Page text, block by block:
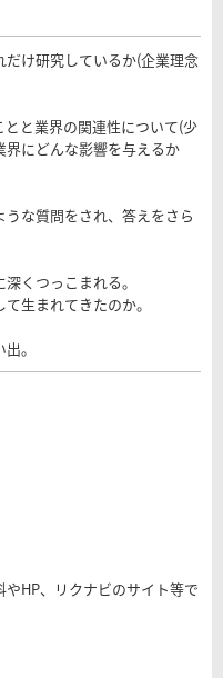
け研究しているか(企業理念
と業界の関連性について(少
にどんな影響を与えるか
な質問をされ、答えをさら
くつっこまれる。
生まれてきたのか。
。
HP、リクナビのサイト等で